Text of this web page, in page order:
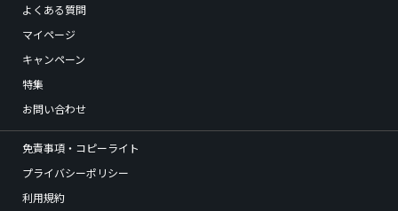
よくある質問
マイページ
キャンペーン
特集
お問い合わせ
免責事項・コピーライト
プライバシーポリシー
利用規約